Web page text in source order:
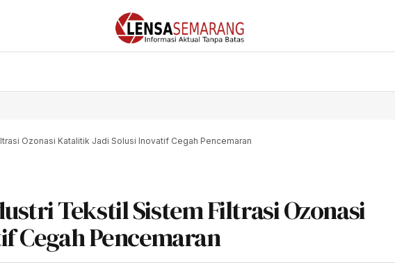
Ozonasi Katalitik Jadi Solusi Inovatif Cegah Pencemaran
Tekstil Sistem Filtrasi Ozonasi
Cegah Pencemaran